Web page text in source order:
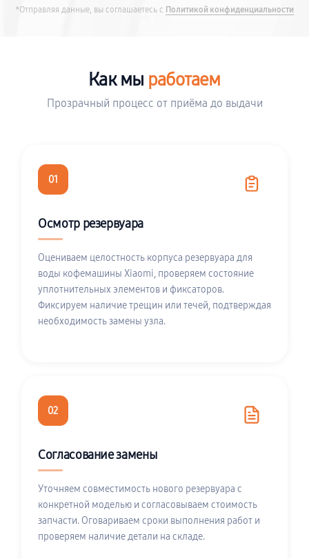
*Отправляя данные, вы соглашаетесь с Политикой конфиденциальности
Как мы работаем
Прозрачный процесс от приёма до выдачи
01
Осмотр резервуара
Оцениваем целостность корпуса резервуара для
воды кофемашины Xiaomi, проверяем состояние
уплотнительных элементов и фиксаторов.
Фиксируем наличие трещин или течей, подтверждая
необходимость замены узла.
02
Согласование замены
Уточняем совместимость нового резервуара с
конкретной моделью и согласовываем стоимость
запчасти. Оговариваем сроки выполнения работ и
проверяем наличие детали на складе.